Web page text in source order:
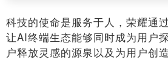
科技的使命是服务于人，荣耀通
让AI终端生态能够同时成为用户
户释放灵感的源泉以及为用户创